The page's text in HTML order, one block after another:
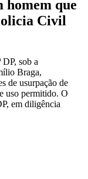
homem que
Civil
sob a
Braga,
de usurpação de
uso permitido. O
em diligência